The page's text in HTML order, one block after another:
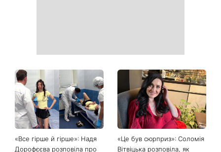
Головний стильний тренд
соцмереж: чому
мініспідниця з паєтками
підкорила Instagram
Не відкладайте до вересня:
що обов'язково потрібно
зробити на ділянці у серпні
2026